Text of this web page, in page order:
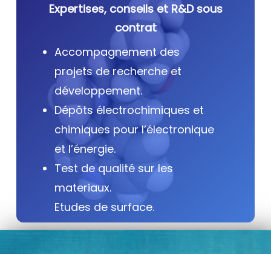
Expertises, conseils et R&D sous
contrat
Accompagnement des
projets de recherche et
développement.
Dépôts électrochimiques et
chimiques pour l’électronique
et l’énergie.
Test de qualité sur les
materiaux.
Etudes de surface.